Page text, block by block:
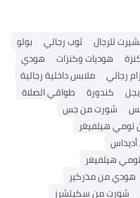
للرجال ثوب رجالي
بولو
هوديات وكنزات
هودي
رجالي
ملابس داخلية رجالية
كندورة
طواقي الصلاة
شورت من جس
تومي هيلفيغر
هيلفيغر
هودي من مذركير
شورت من سكيتشرز